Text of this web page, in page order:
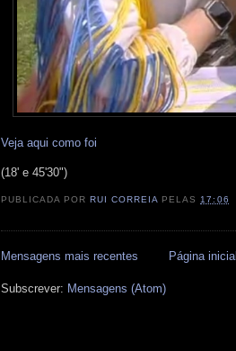
Veja aqui como foi
(18' e 45'30")
PUBLICADA PORRUI CORREIA PELAS 17:06
Mensagens mais recentes Página inicial
Subscrever: Mensagens (Atom)